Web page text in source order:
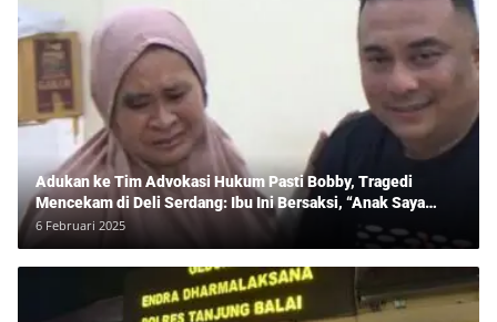
Adukan ke Tim Advokasi Hukum Pasti Bobby, Tragedi
Mencekam di Deli Serdang: Ibu Ini Bersaksi, “Anak Saya
Ditangkap Tanpa Bukti dan Bukan Bandar Narkoba!”
6 Februari 2025